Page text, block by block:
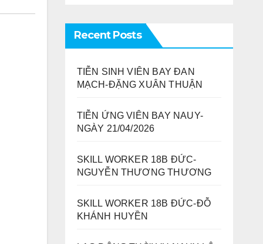
Recent Posts
TIỄN SINH VIÊN BAY ĐAN
MẠCH-ĐẶNG XUÂN THUẬN
TIỄN ỨNG VIÊN BAY NAUY-
NGÀY 21/04/2026
SKILL WORKER 18B ĐỨC-
NGUYỄN THƯƠNG THƯƠNG
SKILL WORKER 18B ĐỨC-ĐỖ
KHÁNH HUYỀN